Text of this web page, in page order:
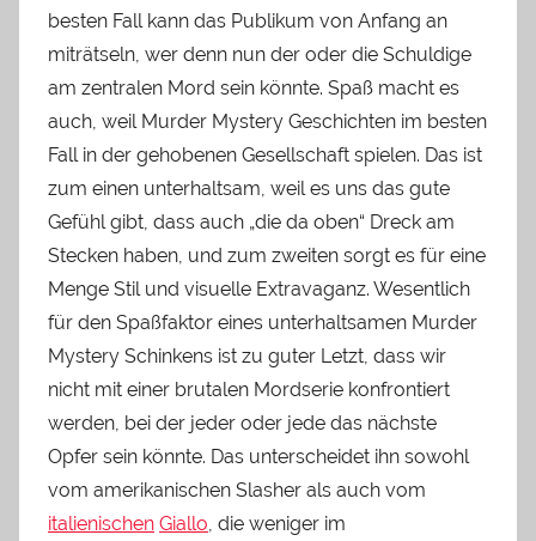
besten Fall kann das Publikum von Anfang an
miträtseln, wer denn nun der oder die Schuldige
am zentralen Mord sein könnte. Spaß macht es
auch, weil Murder Mystery Geschichten im besten
Fall in der gehobenen Gesellschaft spielen. Das ist
zum einen unterhaltsam, weil es uns das gute
Gefühl gibt, dass auch „die da oben“ Dreck am
Stecken haben, und zum zweiten sorgt es für eine
Menge Stil und visuelle Extravaganz. Wesentlich
für den Spaßfaktor eines unterhaltsamen Murder
Mystery Schinkens ist zu guter Letzt, dass wir
nicht mit einer brutalen Mordserie konfrontiert
werden, bei der jeder oder jede das nächste
Opfer sein könnte. Das unterscheidet ihn sowohl
vom amerikanischen Slasher als auch vom
italienischen Giallo, die weniger im